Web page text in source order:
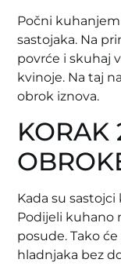
Počni
sastojaka. Na
povrće i skuhaj
kvinoje. Na taj
obrok iznova.
KORAK
Kada su
Podijeli kuhano
posude. Tako
hladnjaka bez